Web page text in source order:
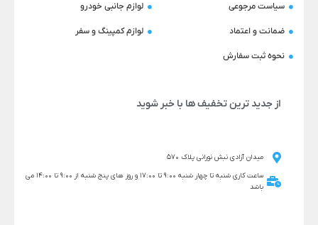
سیاست مرجوعی
ضمانت و اعتماد
نحوه ثبت سفارش
لوازم جانبی خودرو
لوازم کمپینگ و سفر
از جدید ترین تخفیف ها با خبر شوید
میدان آزادی نبش نورانی پلاک 570
ساعت کاری شنبه تا چهار شنبه 9:00 تا 17:00 و روز های پنج شنبه از 9:00 تا 14:00 می
باشد